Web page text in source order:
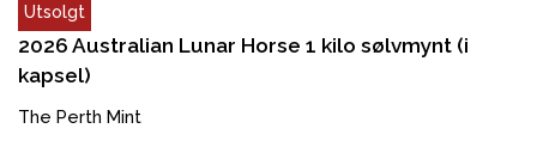
Utsolgt
2026 Australian Lunar Horse 1 kilo sølvmynt (i
kapsel)
The Perth Mint